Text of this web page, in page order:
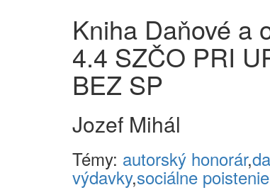
Kniha Daňové a
4.4 SZČO PRI
BEZ SP
Jozef Mihál
Témy: autorský honorár,
výdavky,sociálne poistenie